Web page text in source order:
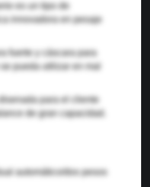
es un tipo de
innovadora en pesaje
fuerte y cáscara para
pueda utilizar en mal
para el cliente
de gran capacidad.
automático/dos pesos